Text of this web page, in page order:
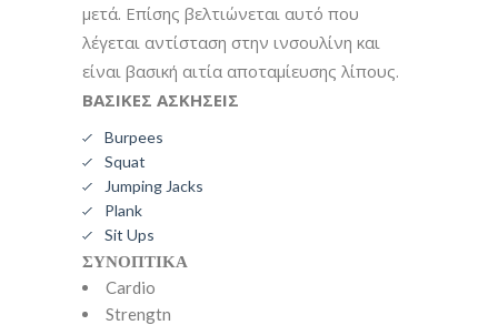
μετά. Επίσης βελτιώνεται αυτό που
λέγεται αντίσταση στην ινσουλίνη και
είναι βασική αιτία αποταμίευσης λίπους.
ΒΑΣΙΚΕΣ ΑΣΚΗΣΕΙΣ
Burpees
Squat
Jumping Jacks
Plank
Sit Ups
ΣΥΝΟΠΤΙΚΑ
Cardio
Strengtn